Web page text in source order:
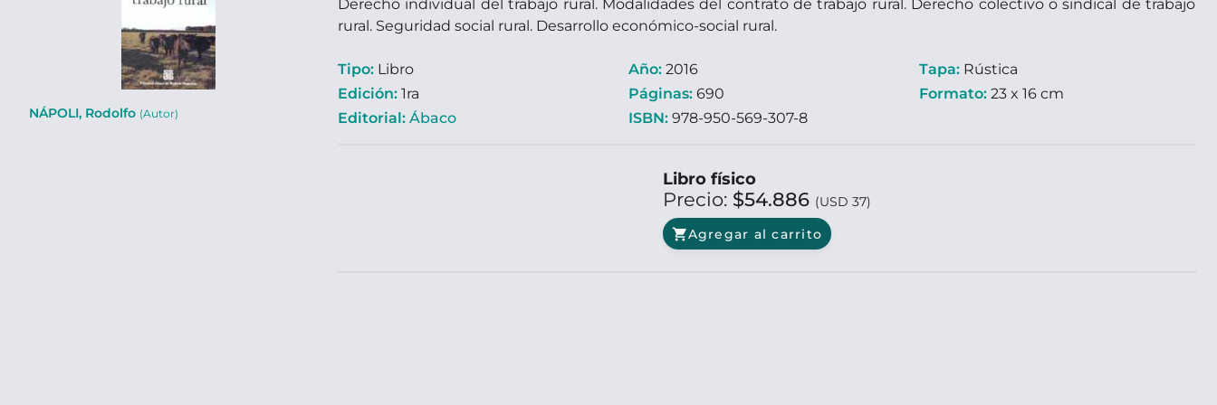
NÁPOLI, Rodolfo (Autor)
Derecho individual del trabajo rural. Modalidades del contrato de trabajo rural. Derecho colectivo o sindical de trabajo
rural. Seguridad social rural. Desarrollo económico-social rural.
Tipo: Libro
Edición: 1ra
Editorial: Ábaco
Año: 2016
Páginas: 690
ISBN: 978-950-569-307-8
Tapa: Rústica
Formato: 23 x 16 cm
Libro físico
Precio: $54.886 (USD 37)
shopping_cartAgregar al carrito